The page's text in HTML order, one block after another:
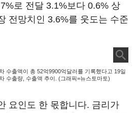
로 전달 3.1%보다 0.6% 상
전망치인 3.6%를 웃도는 수준
수출액이 총 52억9900억달러를 기록했다고 19일
수출량, 수출액 추이. (그래픽=뉴스토마토)
요인도 한 몫합니다. 금리가